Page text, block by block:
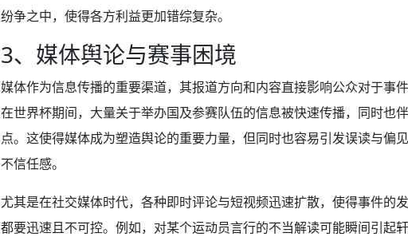
纷争之中，使得各方利益更加错综复杂。
3、媒体舆论与赛事困境
媒体作为信息传播的重要渠道，其报道方向和内容直接影响公众对于事件
在世界杯期间，大量关于举办国及参赛队伍的信息被快速传播，同时也
点。这使得媒体成为塑造舆论的重要力量，但同时也容易引发误读与偏
不信任感。
尤其是在社交媒体时代，各种即时评论与短视频迅速扩散，使得事件的
都要迅速且不可控。例如，对某个运动员言行的不当解读可能瞬间引起